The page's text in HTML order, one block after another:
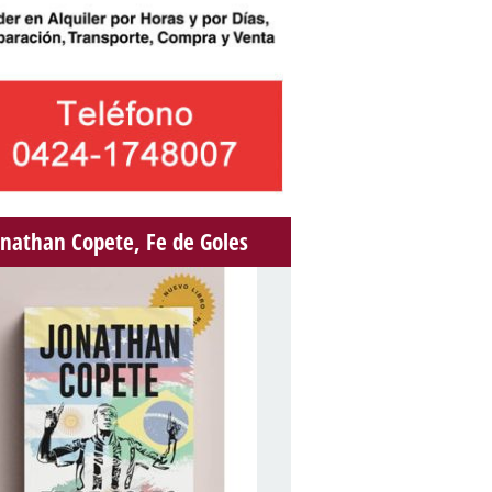
Copete, Fe de Goles